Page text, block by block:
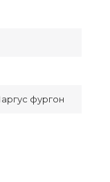
фургон